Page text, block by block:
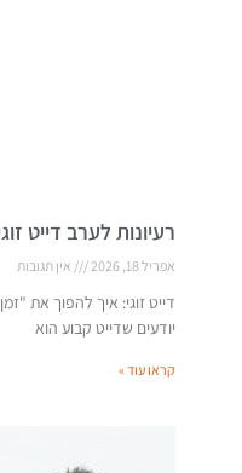
רעיונות לערב דייט
אפריל 18, 2026 אין תגובות
דייט זוגי: איך להפוך את
יודעים שדייט קבוע הוא
קראו עוד »